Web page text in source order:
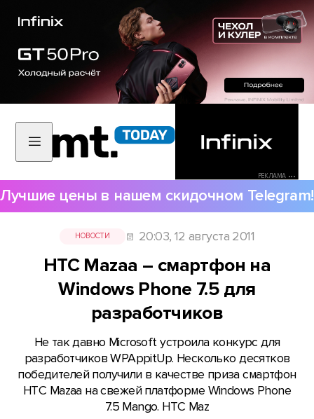
РЕКЛАМА •••
Лучшие цены в нашем скидочном Telegram!
НОВОСТИ 20:03, 12 августа 2011
HTC Mazaa – смартфон на
Windows Phone 7.5 для
разработчиков
Не так давно Microsoft устроила конкурс для
разработчиков WPAppitUp. Несколько десятков
победителей получили в качестве приза смартфон
HTC Mazaa на свежей платформе Windows Phone
7.5 Mango. HTC Maz